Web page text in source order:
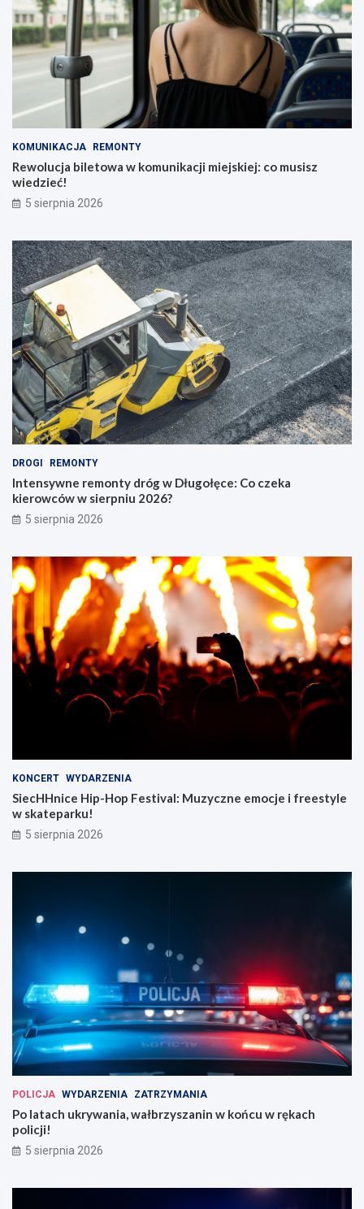
KOMUNIKACJA REMONTY
Rewolucja biletowa w komunikacji miejskiej: co musisz
wiedzieć!
5 sierpnia 2026
DROGI REMONTY
Intensywne remonty dróg w Długołęce: Co czeka
kierowców w sierpniu 2026?
5 sierpnia 2026
KONCERT WYDARZENIA
SiecHHnice Hip-Hop Festival: Muzyczne emocje i freestyle
w skateparku!
5 sierpnia 2026
POLICJA WYDARZENIA ZATRZYMANIA
Po latach ukrywania, wałbrzyszanin w końcu w rękach
policji!
5 sierpnia 2026